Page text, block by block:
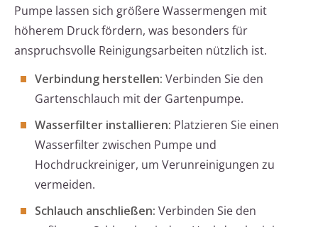
Pumpe lassen sich größere Wassermengen mit
höherem Druck fördern, was besonders für
anspruchsvolle Reinigungsarbeiten nützlich ist.
Verbindung herstellen: Verbinden Sie den
Gartenschlauch mit der Gartenpumpe.
Wasserfilter installieren: Platzieren Sie einen
Wasserfilter zwischen Pumpe und
Hochdruckreiniger, um Verunreinigungen zu
vermeiden.
Schlauch anschließen: Verbinden Sie den